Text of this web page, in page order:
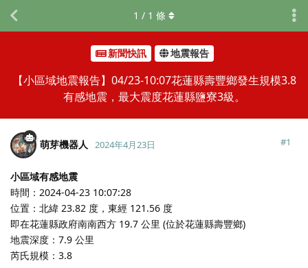
新聞快訊 地震報告
【小區域地震報告】04/23-10:07花蓮縣壽豐鄉發生規模3.8
有感地震，最大震度花蓮縣鹽寮3級。
1 / 1 條
萌芽機器人 2024年4月23日 #1
小區域有感地震
時間：2024-04-23 10:07:28
位置：北緯 23.82 度，東經 121.56 度
即在花蓮縣政府南南西方 19.7 公里 (位於花蓮縣壽豐鄉)
地震深度：7.9 公里
芮氏規模：3.8